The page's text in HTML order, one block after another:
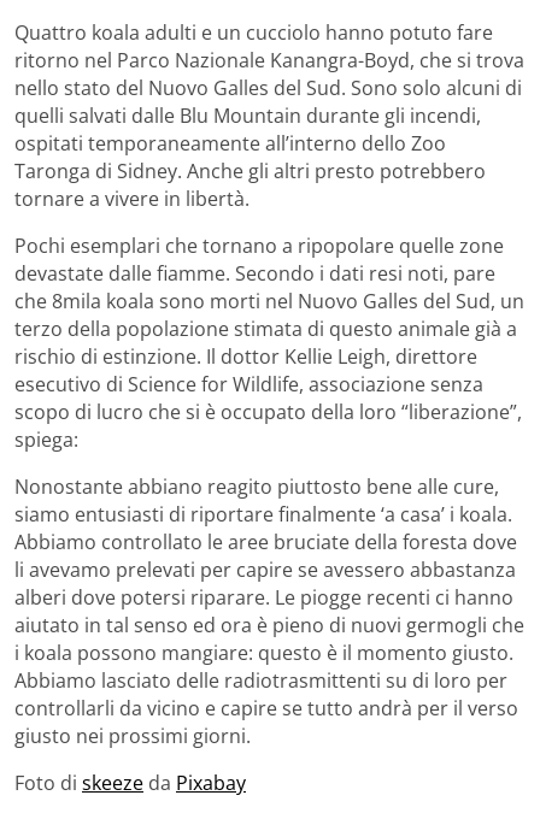
Quattro koala adulti e un cucciolo hanno potuto fare
ritorno nel Parco Nazionale Kanangra-Boyd, che si trova
nello stato del Nuovo Galles del Sud. Sono solo alcuni di
quelli salvati dalle Blu Mountain durante gli incendi,
ospitati temporaneamente all’interno dello Zoo
Taronga di Sidney. Anche gli altri presto potrebbero
tornare a vivere in libertà.
Pochi esemplari che tornano a ripopolare quelle zone
devastate dalle fiamme. Secondo i dati resi noti, pare
che 8mila koala sono morti nel Nuovo Galles del Sud, un
terzo della popolazione stimata di questo animale già a
rischio di estinzione. Il dottor Kellie Leigh, direttore
esecutivo di Science for Wildlife, associazione senza
scopo di lucro che si è occupato della loro “liberazione”,
spiega:
Nonostante abbiano reagito piuttosto bene alle cure,
siamo entusiasti di riportare finalmente ‘a casa’ i koala.
Abbiamo controllato le aree bruciate della foresta dove
li avevamo prelevati per capire se avessero abbastanza
alberi dove potersi riparare. Le piogge recenti ci hanno
aiutato in tal senso ed ora è pieno di nuovi germogli che
i koala possono mangiare: questo è il momento giusto.
Abbiamo lasciato delle radiotrasmittenti su di loro per
controllarli da vicino e capire se tutto andrà per il verso
giusto nei prossimi giorni.
Foto di skeeze da Pixabay